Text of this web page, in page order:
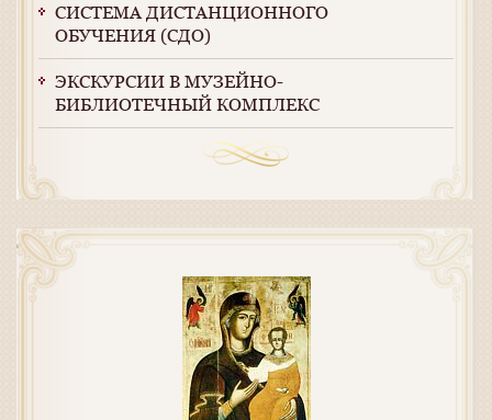
СИСТЕМА ДИСТАНЦИОННОГО
ОБУЧЕНИЯ (СДО)
ЭКСКУРСИИ В МУЗЕЙНО-
БИБЛИОТЕЧНЫЙ КОМПЛЕКС